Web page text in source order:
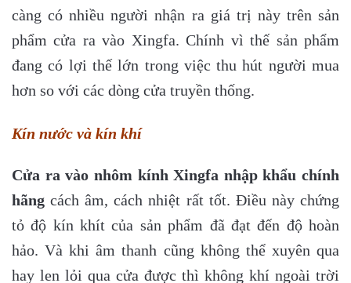
càng có nhiều người nhận ra giá trị này trên sản
phẩm cửa ra vào Xingfa. Chính vì thế sản phẩm
đang có lợi thế lớn trong việc thu hút người mua
hơn so với các dòng cửa truyền thống.
Kín nước và kín khí
Cửa ra vào nhôm kính Xingfa nhập khẩu chính
hãngcách âm, cách nhiệt rất tốt. Điều này chứng
tỏ độ kín khít của sản phẩm đã đạt đến độ hoàn
hảo. Và khi âm thanh cũng không thể xuyên qua
hay len lỏi qua cửa được thì không khí ngoài trời